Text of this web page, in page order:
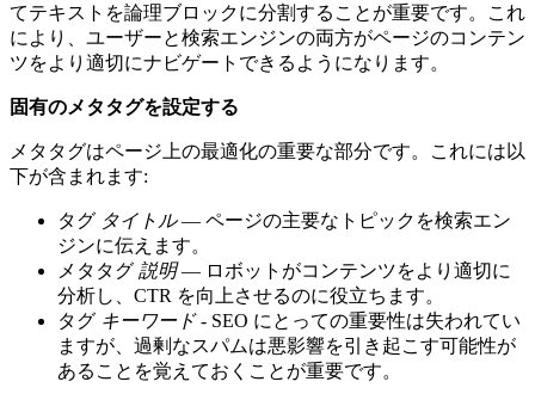
てテキストを論理ブロックに分割することが重要です。これ
により、ユーザーと検索エンジンの両方がページのコンテン
ツをより適切にナビゲートできるようになります。
固有のメタタグを設定する
メタタグはページ上の最適化の重要な部分です。これには以
下が含まれます:
タグ タイトル— ページの主要なトピックを検索エン
ジンに伝えます。
メタタグ 説明— ロボットがコンテンツをより適切に
分析し、CTR を向上させるのに役立ちます。
タグ キーワード- SEO にとっての重要性は失われてい
ますが、過剰なスパムは悪影響を引き起こす可能性が
あることを覚えておくことが重要です。